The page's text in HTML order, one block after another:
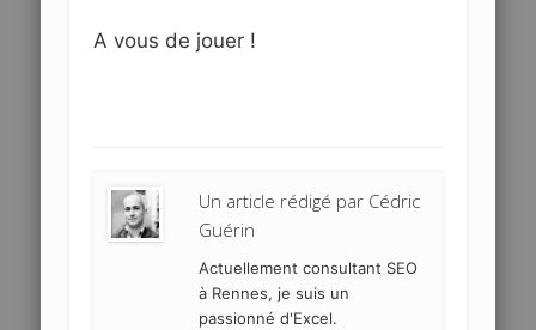
A vous de jouer !
Un article rédigé par Cédric
Guérin
Actuellement consultant SEO
à Rennes, je suis un
passionné d'Excel.